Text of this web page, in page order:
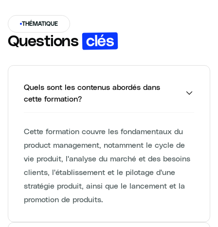
THÉMATIQUE
Questions clés
Quels sont les contenus abordés dans
cette formation?
Cette formation couvre les fondamentaux du
product management, notamment le cycle de
vie produit, l'analyse du marché et des besoins
clients, l'établissement et le pilotage d'une
stratégie produit, ainsi que le lancement et la
promotion de produits.